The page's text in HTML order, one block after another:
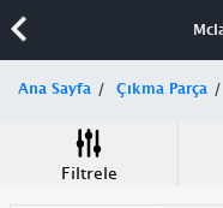
Ana Sayfa Çıkma Parça
Filtrele